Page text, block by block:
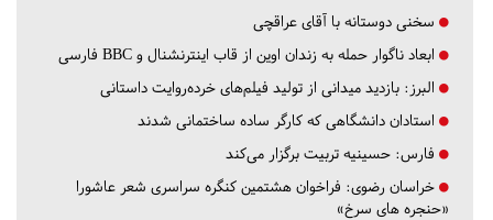
سخنی دوستانه با آقای عراقچی
ابعاد ناگوار حمله به زندان اوین از قاب اینترنشنال و BBC فارسی
البرز: بازدید میدانی از تولید فیلم‌های خرده‌روایت داستانی
استادان دانشگاهی که کارگر ساده ساختمانی شدند
فارس: حسینیه تربیت برگزار می‌کند
خراسان رضوی: فراخوان هشتمین کنگره سراسری شعر عاشورا
«حنجره های سرخ»